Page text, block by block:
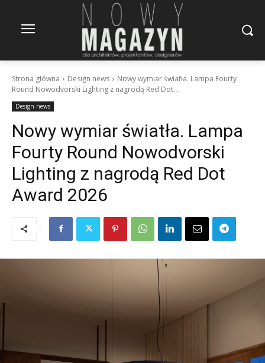
Strona główna Design news
Nowy wymiar światła. Lampa Fourty
Round Nowodvorski Lighting z nagrodą Red Dot...
Design news
Nowy wymiar światła. Lampa
Fourty Round Nowodvorski
Lighting z nagrodą Red Dot
Award 2026